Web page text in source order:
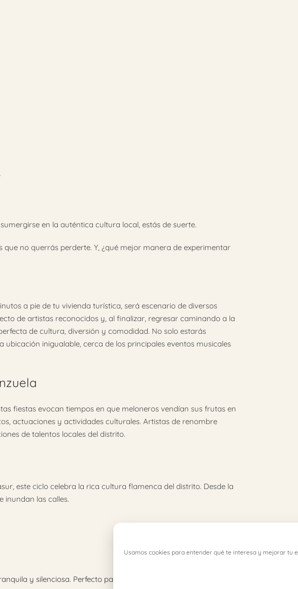
Usamos cookies para entender qué te interesa y mejorar tu
en la auténtica cultura local, estás de suerte.
que no querrás perderte. Y, ¿qué mejor manera de experimentar
a pie de tu vivienda turística, será escenario de diversos
de artistas reconocidos y, al finalizar, regresar caminando a la
de cultura, diversión y comodidad. No solo estarás
inigualable, cerca de los principales eventos musicales
fiestas evocan tiempos en que meloneros vendían sus frutas en
actuaciones y actividades culturales. Artistas de renombre
de talentos locales del distrito.
este ciclo celebra la rica cultura flamenca del distrito. Desde la
inundan las calles.
y silenciosa. Perfecto para descansar después de un día de